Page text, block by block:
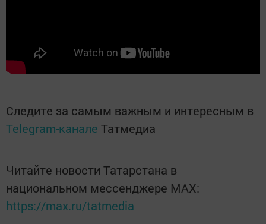
Следите за самым важным и интересным в
Telegram-канале Татмедиа
Читайте новости Татарстана в
национальном мессенджере MАХ:
https://max.ru/tatmedia